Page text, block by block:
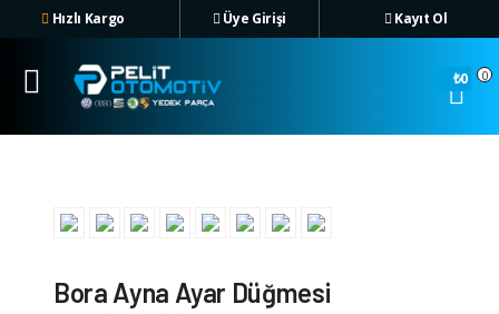
Hızlı Kargo Üye Girişi Kayıt Ol
0
₺0
Bora Ayna Ayar Düğmesi